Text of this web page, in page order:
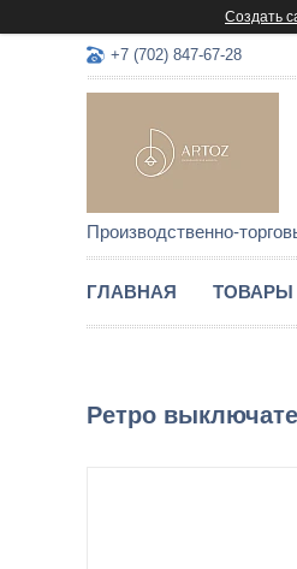
Создать
+7 (702) 847-67-28
Производственно-
ГЛАВНАЯ ТОВАРЫ
Ретро